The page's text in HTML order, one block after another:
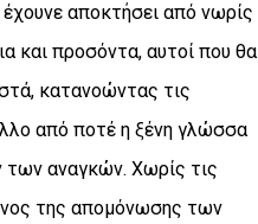
έχουνε αποκτήσει από νωρίς
και προσόντα, αυτοί που θα
κατανοώντας τις
από ποτέ η ξένη γλώσσα
των αναγκών. Χωρίς τις
της απομόνωσης των